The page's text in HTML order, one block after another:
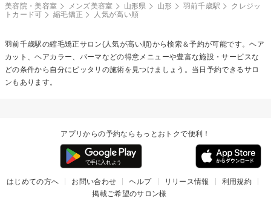
美容院・美容室 メンズ美容室 山形県 山形 羽前千歳駅
クレジッ
トカード可
縮毛矯正 人気が高い順
羽前千歳駅の縮毛矯正サロン(人気が高い順)から検索＆予約が可能です。ヘア
カット、ヘアカラー、パーマなどの得意メニューや豊富な施設・サービスな
どの条件から自分にピッタリの施術を見つけましょう。当日予約できるサロ
ンもあります。
アプリからの予約ならもっとおトクで便利！
はじめての方へ お問い合わせ ヘルプ リリース情報
利用規約
掲載ご希望のサロン様